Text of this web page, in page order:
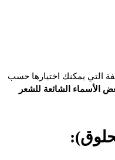
التي يمكنك اختيارها حسب
الأسماء الشائعة للشعر